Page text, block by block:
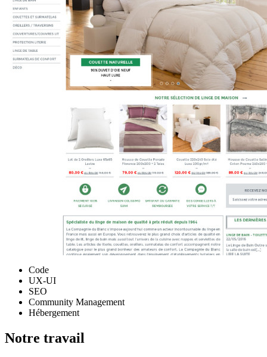
Code
UX-UI
SEO
Community Management
Hébergement
Notre travail